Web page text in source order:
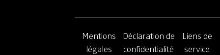
Mentions
légales
Déclaration de
confidentialité
Liens de
service